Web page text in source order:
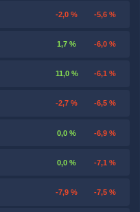
-2,0 % -5,6 %
1,7 % -6,0 %
11,0 % -6,1 %
-2,7 % -6,5 %
0,0 % -6,9 %
0,0 % -7,1 %
-7,9 % -7,5 %